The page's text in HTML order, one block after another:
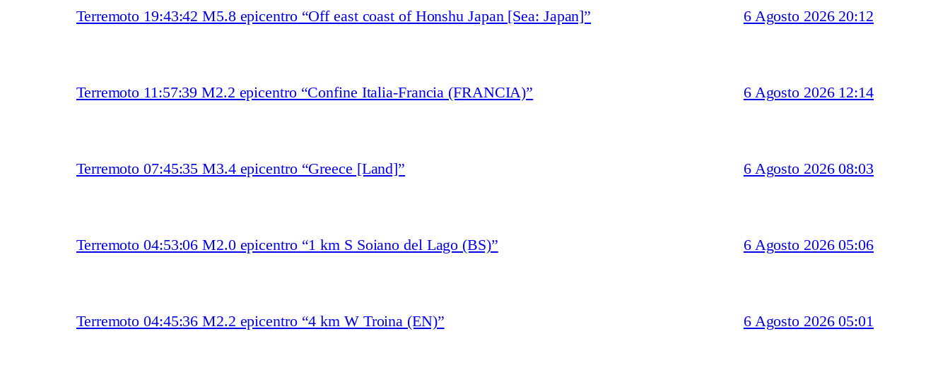
Terremoto 19:43:42 M5.8 epicentro “Off east coast of Honshu Japan [Sea: Japan]” 6 Agosto 2026 20:12
Terremoto 11:57:39 M2.2 epicentro “Confine Italia-Francia (FRANCIA)” 6 Agosto 2026 12:14
Terremoto 07:45:35 M3.4 epicentro “Greece [Land]” 6 Agosto 2026 08:03
Terremoto 04:53:06 M2.0 epicentro “1 km S Soiano del Lago (BS)” 6 Agosto 2026 05:06
Terremoto 04:45:36 M2.2 epicentro “4 km W Troina (EN)” 6 Agosto 2026 05:01